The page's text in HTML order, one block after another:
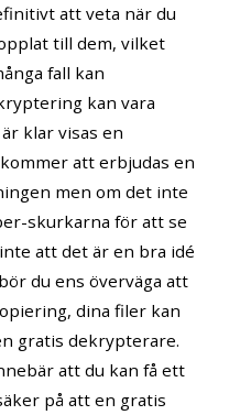
att veta när du
till dem, vilket
fall kan
kan vara
klar visas en
att erbjudas en
men om det inte
skurkarna för att se
att det är en bra idé
du ens överväga att
dina filer kan
gratis dekrypterare.
att du kan få ett
på att en gratis